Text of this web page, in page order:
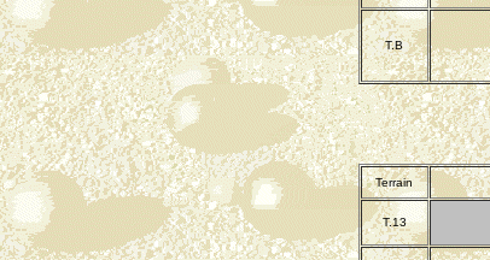
T.B
Terrain
T.13